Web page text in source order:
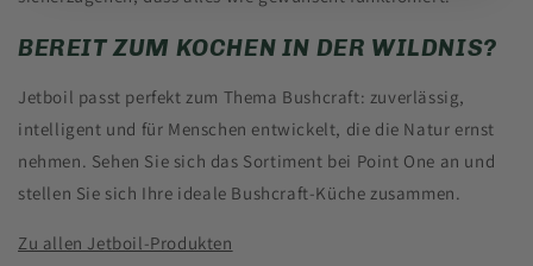
BEREIT ZUM KOCHEN IN DER WILDNIS?
Jetboil passt perfekt zum Thema Bushcraft: zuverlässig,
intelligent und für Menschen entwickelt, die die Natur ernst
nehmen. Sehen Sie sich das Sortiment bei Point One an und
stellen Sie sich Ihre ideale Bushcraft-Küche zusammen.
Zu allen Jetboil-Produkten